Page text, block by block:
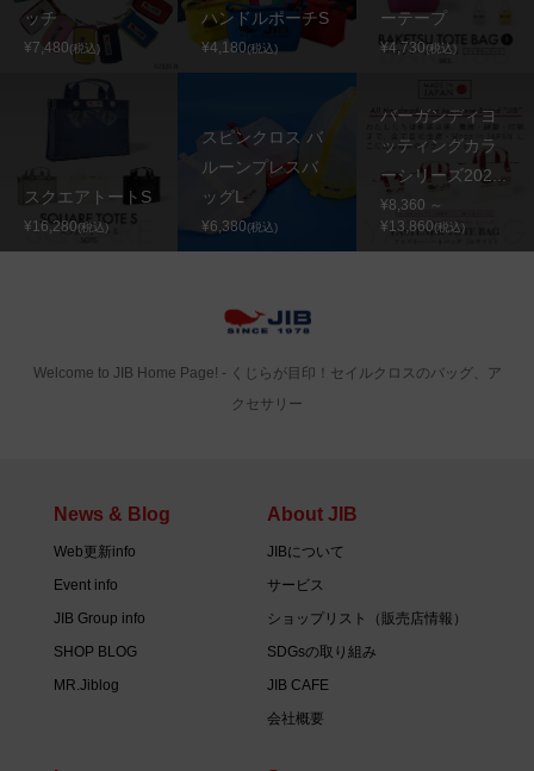
ッチ
¥7,480(税込)
ハンドルポーチS
¥4,180(税込)
ーテープ
¥4,730(税込)
スクエアトートS
¥16,280(税込)
スピンクロス バ
ルーンプレスバ
ッグL
¥6,380(税込)
バーガンディヨ
ッティングカラ
ーシリーズ202...
¥8,360 ～
¥13,860(税込)
Welcome to JIB Home Page! ‐ くじらが目印！セイルクロスのバッグ、ア
クセサリー
News & Blog
Web更新info
Event info
JIB Group info
SHOP BLOG
MR.Jiblog
About JIB
JIBについて
サービス
ショップリスト（販売店情報）
SDGsの取り組み
JIB CAFE
会社概要